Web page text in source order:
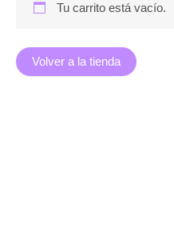
Tu carrito está vacío.
Volver a la tienda